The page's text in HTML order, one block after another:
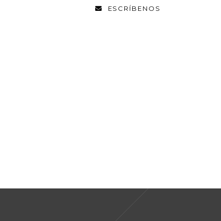
ESCRÍBENOS